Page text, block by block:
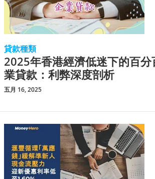
貸款種類
2025年香港經濟低迷下的百
業貸款：利弊深度剖析
五月 16, 2025